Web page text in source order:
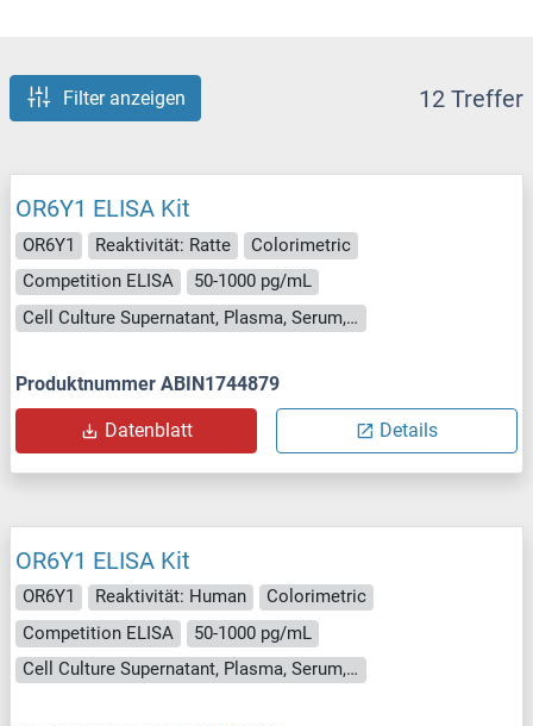
Filter anzeigen 12 Treffer
OR6Y1 ELISA Kit
OR6Y1 Reaktivität: Ratte
Colorimetric
Competition ELISA
50-1000 pg/mL
Cell Culture Supernatant, Plasma, Serum, Tissue Homogenate
Produktnummer ABIN1744879
Datenblatt Details
OR6Y1 ELISA Kit
OR6Y1 Reaktivität: Human
Colorimetric
Competition ELISA
50-1000 pg/mL
Cell Culture Supernatant, Plasma, Serum, Tissue Homogenate